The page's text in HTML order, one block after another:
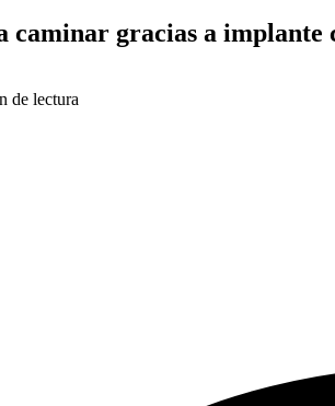
caminar gracias a
de lectura